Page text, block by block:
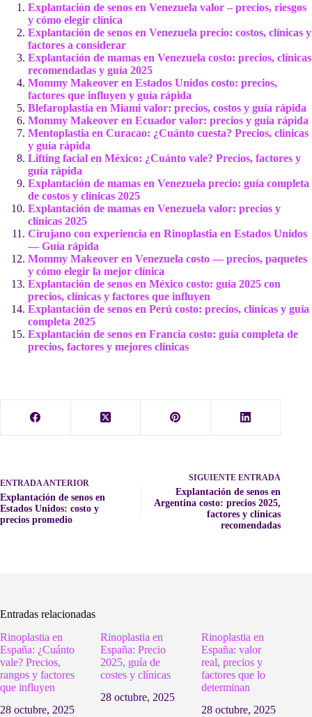
Explantación de senos en Venezuela valor – precios, riesgos
y cómo elegir clínica
Explantación de senos en Venezuela precio: costos, clínicas y
factores a considerar
Explantación de mamas en Venezuela costo: precios, clínicas
recomendadas y guía 2025
Mommy Makeover en Estados Unidos costo: precios,
factores que influyen y guía rápida
Blefaroplastia en Miami valor: precios, costos y guía rápida
Mommy Makeover en Ecuador valor: precios y guía rápida
Mentoplastia en Curacao: ¿Cuánto cuesta? Precios, clínicas
y guía rápida
Lifting facial en México: ¿Cuánto vale? Precios, factores y
guía rápida
Explantación de mamas en Venezuela precio: guía completa
de costos y clínicas 2025
Explantación de mamas en Venezuela valor: precios y
clínicas 2025
Cirujano con experiencia en Rinoplastia en Estados Unidos
— Guía rápida
Mommy Makeover en Venezuela costo — precios, paquetes
y cómo elegir la mejor clínica
Explantación de senos en México costo: guía 2025 con
precios, clínicas y factores que influyen
Explantación de senos en Perú costo: precios, clínicas y guía
completa 2025
Explantación de senos en Francia costo: guía completa de
precios, factores y mejores clínicas
ENTRADA ANTERIOR
Explantación de senos en
Estados Unidos: costo y
precios promedio
SIGUIENTEENTRADA
Explantación de senos en
Argentina costo: precios 2025,
factores y clínicas
recomendadas
Entradas relacionadas
Rinoplastia en
España: ¿Cuánto
vale? Precios,
rangos y factores
que influyen
28 octubre, 2025
Rinoplastia en
España: Precio
2025, guía de
costes y clínicas
28 octubre, 2025
Rinoplastia en
España: valor
real, precios y
factores que lo
determinan
28 octubre, 2025